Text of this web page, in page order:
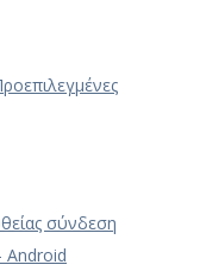
σύνδεση
Android